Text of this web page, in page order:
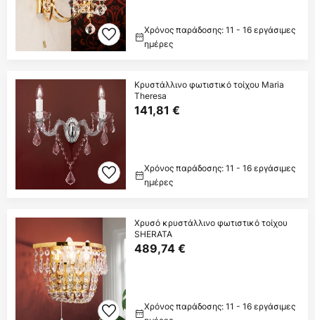
Χρόνος παράδοσης: 11 - 16 εργάσιμες
ημέρες
Κρυστάλλινο φωτιστικό τοίχου Maria
Theresa
141,81 €
Χρόνος παράδοσης: 11 - 16 εργάσιμες
ημέρες
Χρυσό κρυστάλλινο φωτιστικό τοίχου
SHERATA
489,74 €
Χρόνος παράδοσης: 11 - 16 εργάσιμες